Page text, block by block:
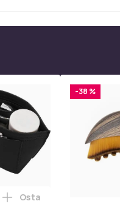
I/II, QC25, QC15, QC 2
Lisää
Osta
-38 %